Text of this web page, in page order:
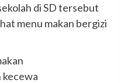
di SD tersebut
menu makan bergizi
kecewa